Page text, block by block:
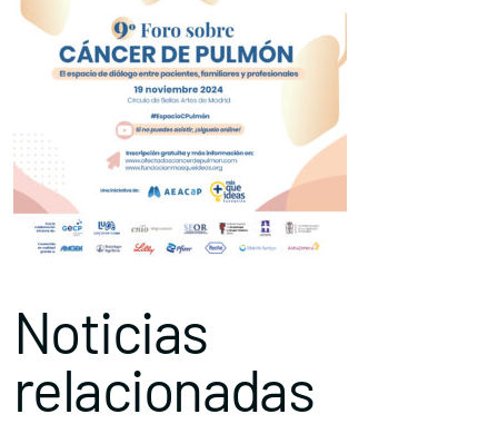
Noticias
relacionadas